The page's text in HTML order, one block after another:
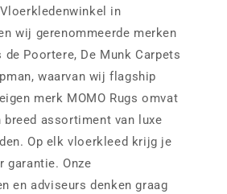
in
wij gerenommeerde merken
Poortere, De Munk Carpets
waarvan wij flagship
merk MOMO Rugs omvat
breed assortiment van luxe
Op elk vloerkleed krijg je
garantie. Onze
en adviseurs denken graag